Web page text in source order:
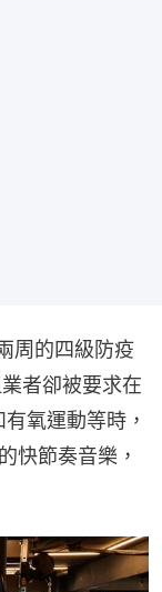
周的四級防疫
者卻被要求在
氧運動等時，
快節奏音樂，